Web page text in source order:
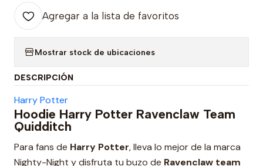
Agregar a la lista de favoritos
Mostrar stock de ubicaciones
DESCRIPCIÓN
Harry Potter
Hoodie Harry Potter Ravenclaw Team
Quidditch
Para fans de Harry Potter, lleva lo mejor de la marca
Nighty-Night y disfruta tu buzo de Ravenclaw team